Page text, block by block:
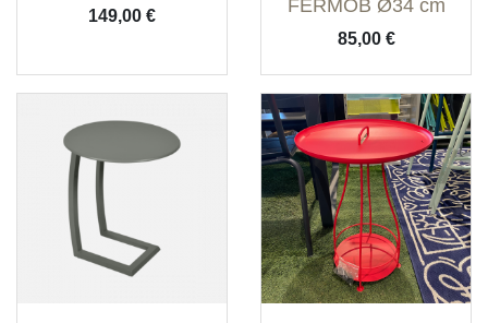
Prix
149,00 €
FERMOB Ø34 cm
Prix
85,00 €